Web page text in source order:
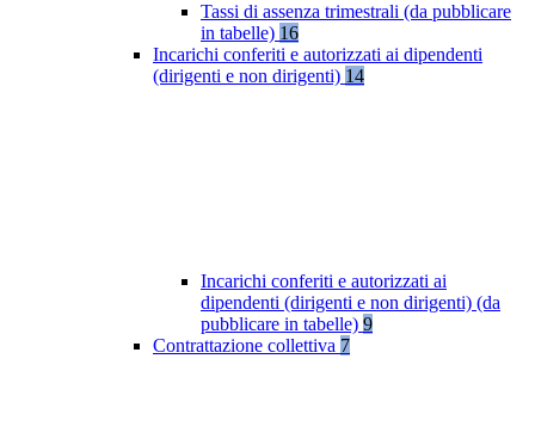
Tassi di assenza trimestrali (da pubblicare
in tabelle) 16
Incarichi conferiti e autorizzati ai dipendenti
(dirigenti e non dirigenti) 14
Incarichi conferiti e autorizzati ai
dipendenti (dirigenti e non dirigenti) (da
pubblicare in tabelle) 9
Contrattazione collettiva 7